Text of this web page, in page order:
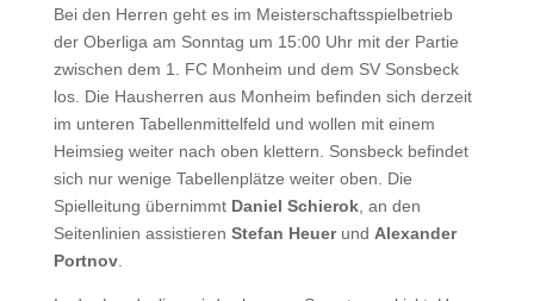
Bei den Herren geht es im Meisterschaftsspielbetrieb
der Oberliga am Sonntag um 15:00 Uhr mit der Partie
zwischen dem 1. FC Monheim und dem SV Sonsbeck
los. Die Hausherren aus Monheim befinden sich derzeit
im unteren Tabellenmittelfeld und wollen mit einem
Heimsieg weiter nach oben klettern. Sonsbeck befindet
sich nur wenige Tabellenplätze weiter oben. Die
Spielleitung übernimmt Daniel Schierok, an den
Seitenlinien assistieren Stefan Heuerund Alexander
Portnov.